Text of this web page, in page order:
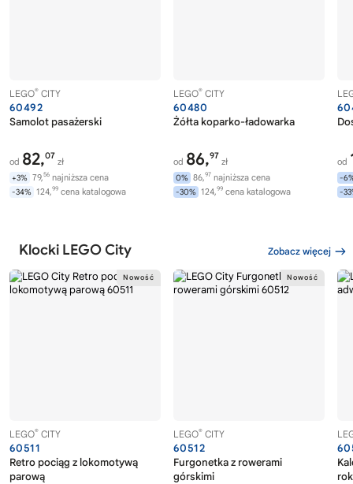
LEGO® CITY
60492
Samolot pasażerski
od 82,07
zł
+3% 79,56 najniższa cena
-34% 124,99 cena katalogowa
LEGO® CITY
60480
Żółta koparko-ładowarka
od 86,97
zł
0% 86,97 najniższa cena
-30% 124,99 cena katalogowa
od
-
-
Klocki LEGO City Zobacz więcej
LEGO® CITY
60511
Retro pociąg z lokomotywą
parową
LEGO® CITY
60512
Furgonetka z rowerami
górskimi
rok